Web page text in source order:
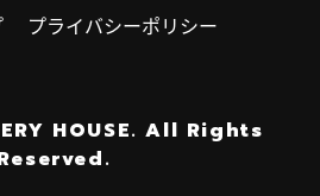
プライバシーポリシー
HOUSE. All Rights